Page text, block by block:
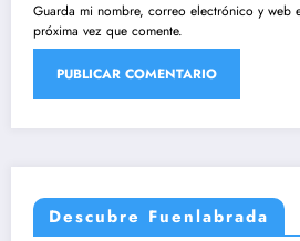
Guarda mi nombre, correo electrónico y web
próxima vez que comente.
Descubre Fuenlabrada